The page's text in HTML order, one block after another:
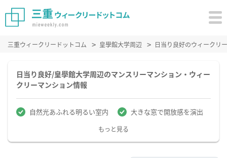
三重ウィークリードットコム 皇學館大学周辺 日当り良好のウィークリ
日当り良好/皇學館大学周辺のマンスリーマンション・ウィー
クリーマンション情報
自然光あふれる明るい室内 大きな窓で開放感を演出
もっと見る